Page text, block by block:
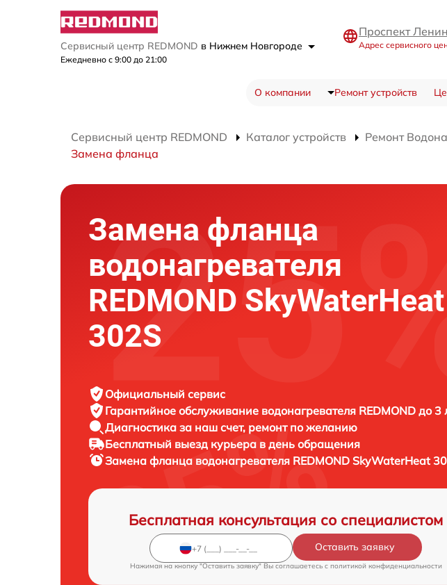
Сервисный центр REDMOND в Нижнем Новгороде
Ежедневно с 9:00 до 21:00
Проспект
Адрес сервисного
О компании Ремонт устройств
Сервисный центр REDMOND Каталог устройств Ремонт
Замена фланца
Замена фланца
водонагревателя
REDMOND SkyWaterHeat
302S
Официальный сервис
Гарантийное обслуживание водонагревателя REDMOND до 3
Диагностика за наш счет, ремонт по желанию
Бесплатный выезд курьера в день обращения
Замена фланца водонагревателя REDMOND SkyWaterHeat
Бесплатная консультация со специалистом
Оставить заявку
Нажимая на кнопку "Оставить заявку" Вы соглашаетесь c политикой конфиденциальности